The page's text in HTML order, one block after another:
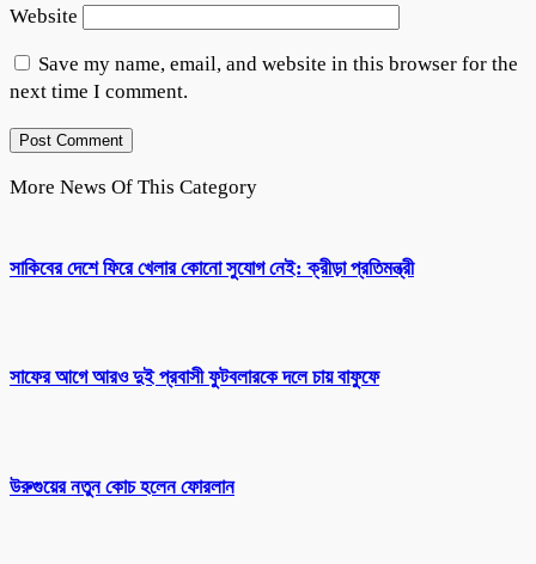
Website
Save my name, email, and website in this browser for the
next time I comment.
More News Of This Category
সাকিবের দেশে ফিরে খেলার কোনো সুযোগ নেই: ক্রীড়া প্রতিমন্ত্রী
সাফের আগে আরও দুই প্রবাসী ফুটবলারকে দলে চায় বাফুফে
উরুগুয়ের নতুন কোচ হলেন ফোরলান